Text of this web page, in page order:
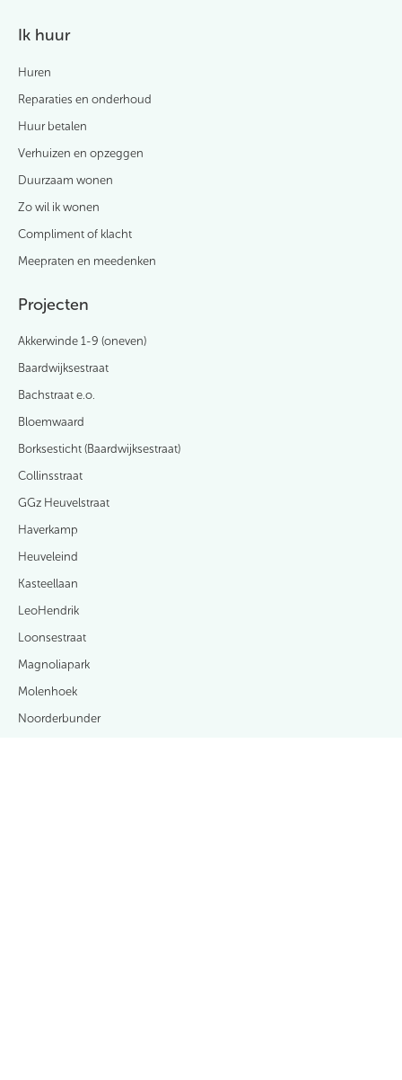
Ik huur
Huren
Reparaties en onderhoud
Huur betalen
Verhuizen en opzeggen
Duurzaam wonen
Zo wil ik wonen
Compliment of klacht
Meepraten en meedenken
Projecten
Akkerwinde 1-9 (oneven)
Baardwijksestraat
Bachstraat e.o.
Bloemwaard
Borksesticht (Baardwijksestraat)
Collinsstraat
GGz Heuvelstraat
Haverkamp
Heuveleind
Kasteellaan
LeoHendrik
Loonsestraat
Magnoliapark
Molenhoek
Noorderbunder